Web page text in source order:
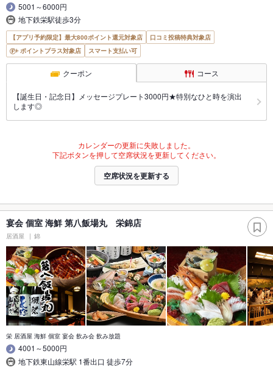
5001～6000円
地下鉄栄駅徒歩3分
【アプリ予約限定】最大800ポイント還元対象店
口コミ投稿特典対象店
ポイントプラス対象店
スマート支払い可
クーポン コース
【誕生日・記念日】メッセージプレート3000円★特別なひと時を演出
します◎
カレンダーの更新に失敗しました。
下記ボタンを押して空席状況を更新してください。
空席状況を更新する
宴会 個室 海鮮 第八飯場丸 栄錦店
居酒屋 錦
栄 居酒屋 海鮮 個室 宴会 飲み会 飲み放題
4001～5000円
地下鉄東山線栄駅 1番出口 徒歩7分